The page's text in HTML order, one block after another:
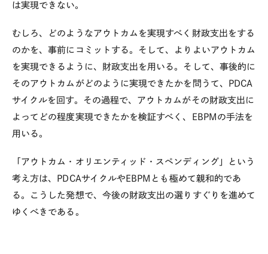
は実現できない。
むしろ、どのようなアウトカムを実現すべく財政支出をする
のかを、事前にコミットする。そして、よりよいアウトカム
を実現できるように、財政支出を用いる。そして、事後的に
そのアウトカムがどのように実現できたかを問うて、
PDCA
サイクルを回す。その過程で、アウトカムがその財政支出に
よってどの程度実現できたかを検証すべく、
EBPM の手法を
用いる。
「アウトカム・オリエンティッド・スペンディング」という
考え方は、 PDCAサイクルやEBPM とも極めて親和的であ
る。こうした発想で、今後の財政支出の選りすぐりを進めて
ゆくべきである。